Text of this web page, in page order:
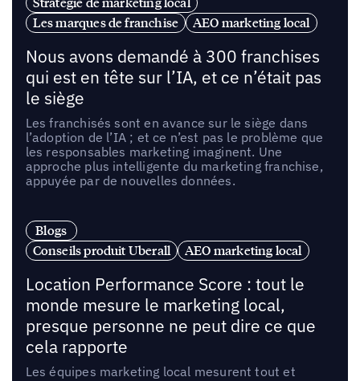
Les marques de franchise
AEO marketing local
Nous avons demandé à 300 franchises
qui est en tête sur l’IA, et ce n’était pas
le siège
Les franchisés sont en avance sur le siège dans
l’adoption de l’IA ; et ce n’est pas le problème que
les responsables marketing imaginent. Une
approche plus intelligente du marketing franchise,
appuyée par de nouvelles données.
Blogs
Conseils produit Uberall
AEO marketing local
Location Performance Score : tout le
monde mesure le marketing local,
presque personne ne peut dire ce que
cela rapporte
Les équipes marketing local mesurent tout et